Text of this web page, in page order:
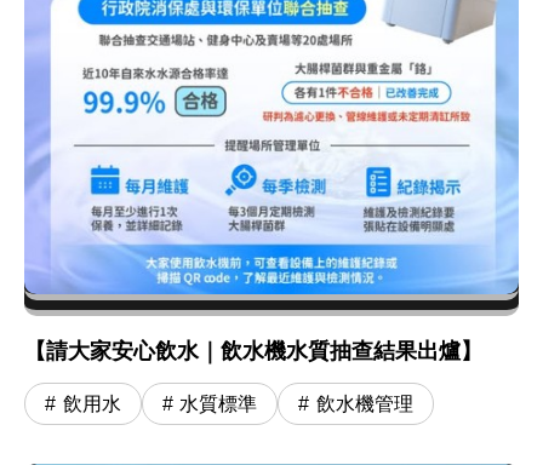
【請大家安心飲水｜飲水機水質抽查結果出爐】
飲用水 水質標準 飲水機管理